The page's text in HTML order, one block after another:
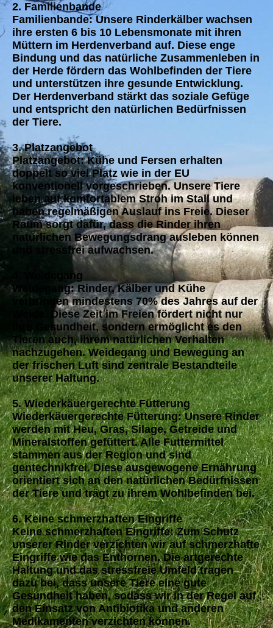
2. Familienbande
Familienbande: Unsere Rinderkälber wachsen
ihre ersten 6 bis 10 Lebensmonate mit ihren
Müttern im Herdenverband auf. Diese enge
Bindung und das natürliche Zusammenleben in
der Herde fördern das Wohlbefinden der Tiere
und unterstützen ihre gesunde Entwicklung.
Der Herdenverband stärkt das soziale Gefüge
und entspricht den natürlichen Bedürfnissen
der Tiere.
3. Platzangebot
Platzangebot: Kühe und Fersen erhalten
doppelt so viel Platz wie in der EU
konventionell vorgeschrieben. Unsere Tiere
leben auf komfortablem Stroh im Stall und
haben regelmäßigen Auslauf ins Freie. Dieser
Raum sorgt dafür, dass die Rinder ihren
natürlichen Bewegungsdrang ausleben können
und stressfrei aufwachsen.
4. Weidegang
Weidegang: Rinder, Kälber und Kühe
verbringen mindestens 70% des Jahres auf der
Weide. Diese Zeit im Freien fördert nicht nur
ihre Gesundheit, sondern ermöglicht es den
Tieren auch, ihrem natürlichen Verhalten
nachzugehen. Weidegang und Bewegung an
der frischen Luft sind zentrale Bestandteile
unserer Haltung.
5. Wiederkäuergerechte Fütterung
Wiederkäuergerechte Fütterung: Unsere Rinder
werden mit Heu, Gras, Silage, Getreide und
Mineralstoffen gefüttert. Alle Futtermittel
stammen aus der Region und sind
gentechnikfrei. Diese ausgewogene Ernährung
orientiert sich an den natürlichen Bedürfnissen
der Tiere und trägt zu ihrem Wohlbefinden bei.
6. Keine schmerzhaften Eingriffe
Keine schmerzhaften Eingriffe: Zum Schutz
unserer Rinder verzichten wir auf schmerzhafte
Eingriffe wie das Enthornen. Die artgerechte
Haltung und das stressfreie Umfeld tragen
dazu bei, dass unsere Tiere eine gute
Gesundheit haben, sodass wir in der Regel auf
den Einsatz von Antibiotika und anderen
Medikamenten verzichten können.